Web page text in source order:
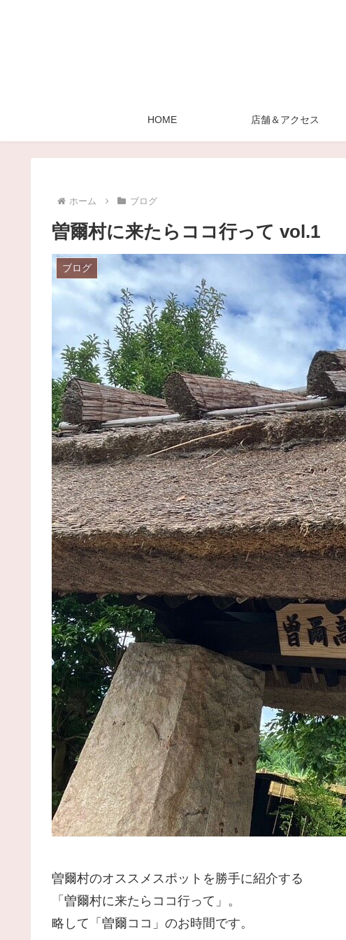
HOME 店舗＆アクセス
ホーム ブログ
曽爾村に来たらココ行って vol.1
ブログ
曽爾村のオススメスポットを勝手に紹介する
「曽爾村に来たらココ行って」。
略して「曽爾ココ」のお時間です。